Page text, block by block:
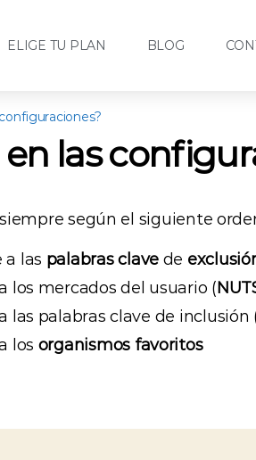
ELIGE TU PLAN BLOG
las
según el siguiente
a las palabras clavede
los mercados del usuario (
las palabras clave de inclusión
los organismos favoritos